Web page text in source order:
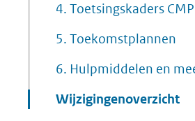
4. Toetsingskaders CMP
5. Toekomstplannen
6. Hulpmiddelen en
Wijzigingenoverzicht